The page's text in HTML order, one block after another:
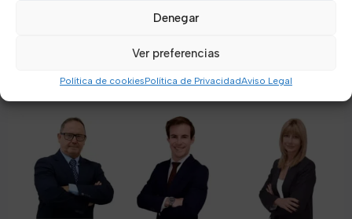
Denegar
Ver preferencias
Política de cookiesPolítica de PrivacidadAviso Legal
Nuestro equipo
Cuenta con el asesoramiento de profesionales
especializados en diferentes áreas jurídicas